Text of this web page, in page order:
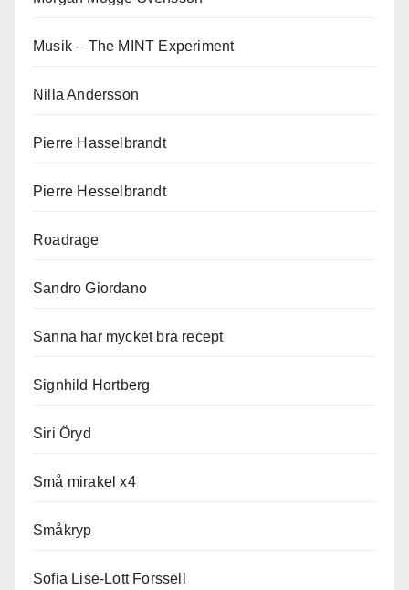
Musik – The MINT Experiment
Nilla Andersson
Pierre Hasselbrandt
Pierre Hesselbrandt
Roadrage
Sandro Giordano
Sanna har mycket bra recept
Signhild Hortberg
Siri Öryd
Små mirakel x4
Småkryp
Sofia Lise-Lott Forssell